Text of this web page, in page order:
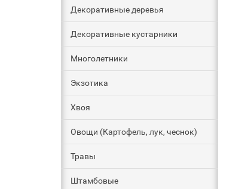
Декоративные деревья
Декоративные кустарники
Многолетники
Экзотика
Хвоя
Овощи (Картофель, лук, чеснок)
Травы
Штамбовые